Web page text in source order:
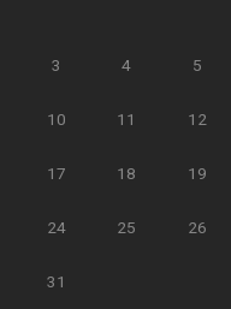
3 4 5
10 11 12
17 18 19
24 25 26
31